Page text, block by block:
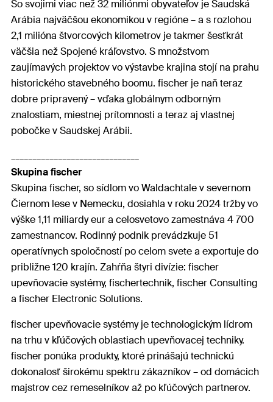
So svojimi viac než 32 miliónmi obyvateľov je Saudská
Arábia najväčšou ekonomikou v regióne – a s rozlohou
2,1 milióna štvorcových kilometrov je takmer šesťkrát
väčšia než Spojené kráľovstvo. S množstvom
zaujímavých projektov vo výstavbe krajina stojí na prahu
historického stavebného boomu. fischer je naň teraz
dobre pripravený – vďaka globálnym odborným
znalostiam, miestnej prítomnosti a teraz aj vlastnej
pobočke v Saudskej Arábii.
Skupina fischer
Skupina fischer, so sídlom vo Waldachtale v severnom
Čiernom lese v Nemecku, dosiahla v roku 2024 tržby vo
výške 1,11 miliardy eur a celosvetovo zamestnáva 4 700
zamestnancov. Rodinný podnik prevádzkuje 51
operatívnych spoločností po celom svete a exportuje do
približne 120 krajín. Zahŕňa štyri divízie: fischer
upevňovacie systémy, fischertechnik, fischer Consulting
a fischer Electronic Solutions.
fischer upevňovacie systémy je technologickým lídrom
na trhu v kľúčových oblastiach upevňovacej techniky.
fischer ponúka produkty, ktoré prinášajú technickú
dokonalosť širokému spektru zákazníkov – od domácich
majstrov cez remeselníkov až po kľúčových partnerov.